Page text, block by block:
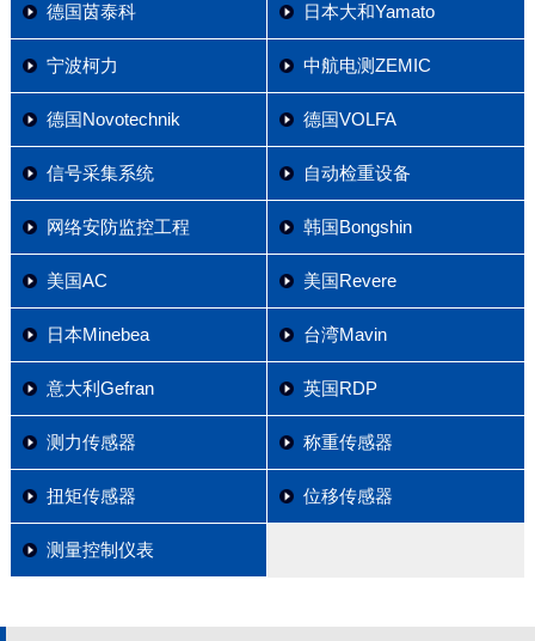
德国茵泰科 日本大和Yamato
宁波柯力 中航电测ZEMIC
德国Novotechnik 德国VOLFA
信号采集系统 自动检重设备
网络安防监控工程 韩国Bongshin
美国AC 美国Revere
日本Minebea 台湾Mavin
意大利Gefran 英国RDP
测力传感器 称重传感器
扭矩传感器 位移传感器
测量控制仪表